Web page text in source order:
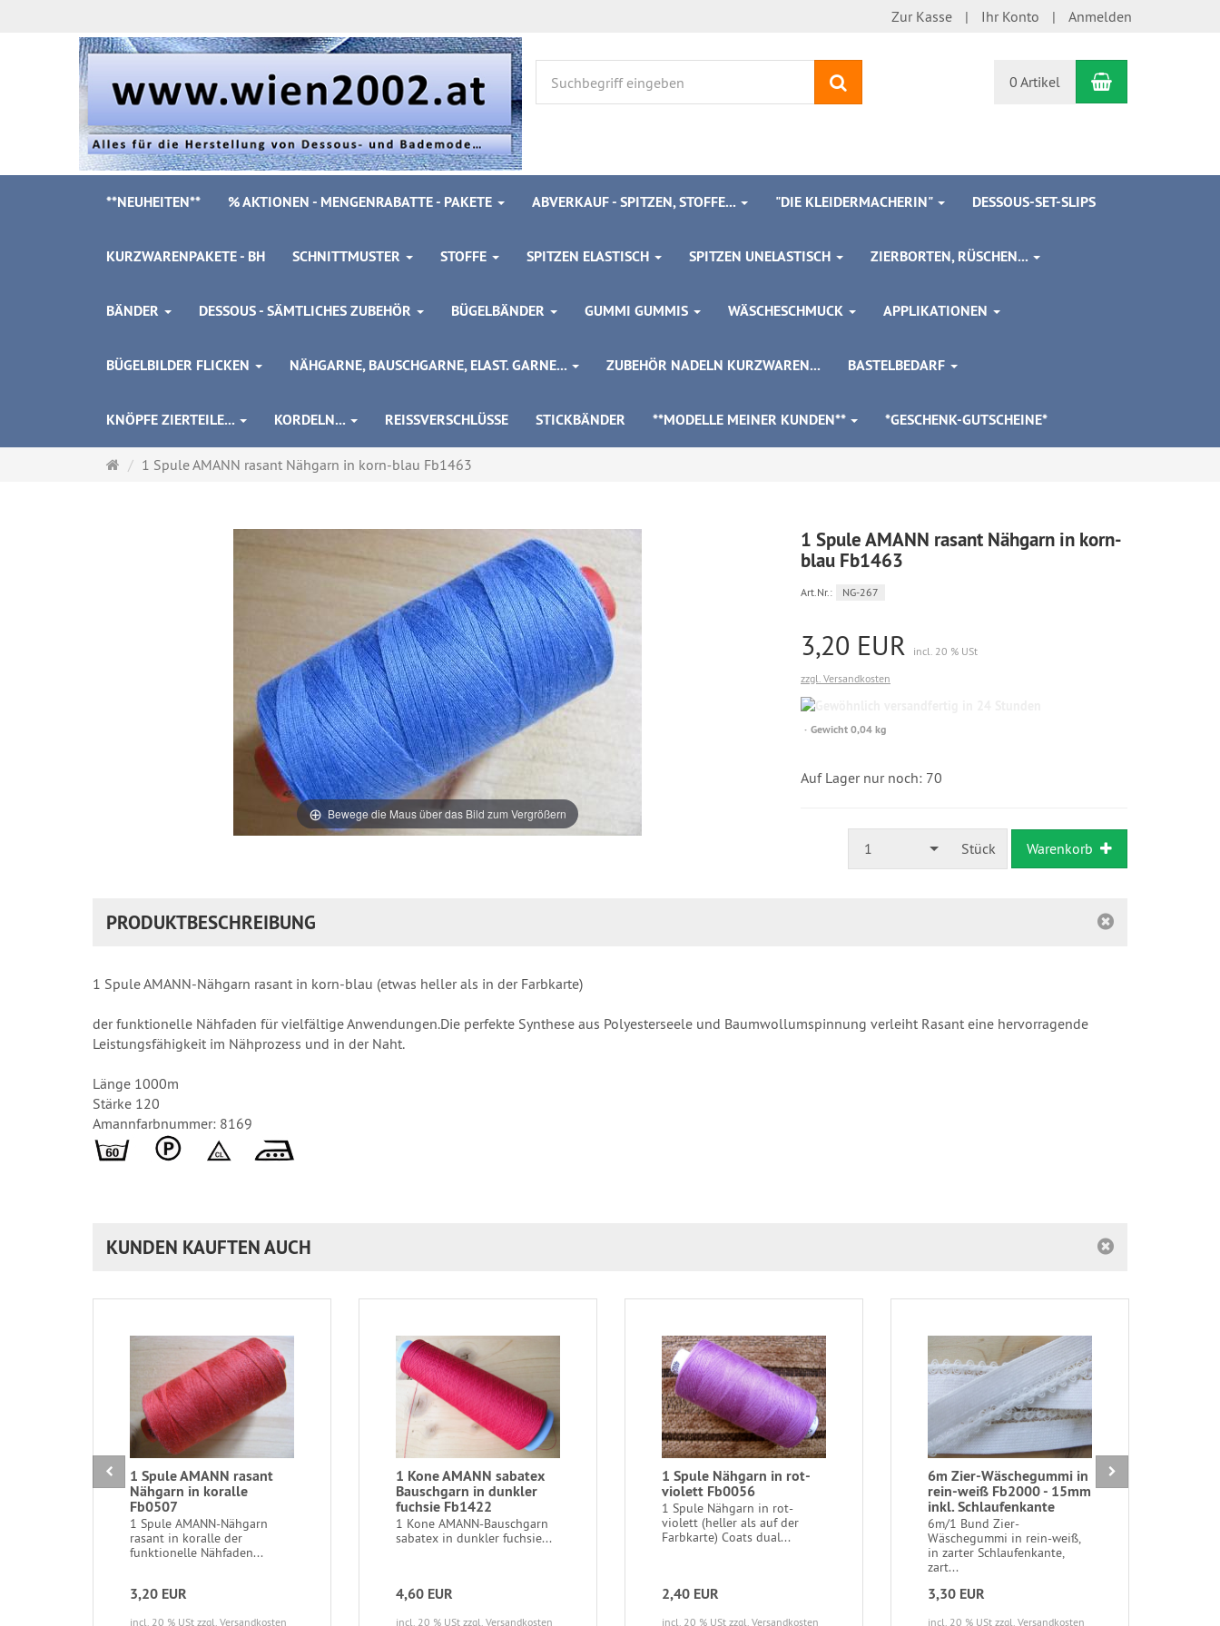
Zur Kasse Ihr Konto Anmelden
0 Artikel Warenkorb
**NEUHEITEN** % AKTIONEN - MENGENRABATTE - PAKETE ABVERKAUF - SPITZEN, STOFFE... "DIE KLEIDERMACHERIN" DESSOUS-SET-SLIPS
KURZWARENPAKETE - BH SCHNITTMUSTER STOFFE SPITZEN ELASTISCH SPITZEN UNELASTISCH ZIERBORTEN, RÜSCHEN...
BÄNDER DESSOUS - SÄMTLICHES ZUBEHÖR BÜGELBÄNDER GUMMI GUMMIS WÄSCHESCHMUCK APPLIKATIONEN
BÜGELBILDER FLICKEN NÄHGARNE, BAUSCHGARNE, ELAST. GARNE... ZUBEHÖR NADELN KURZWAREN... BASTELBEDARF
KNÖPFE ZIERTEILE... KORDELN... REISSVERSCHLÜSSE STICKBÄNDER **MODELLE MEINER KUNDEN** *GESCHENK-GUTSCHEINE*
Startseite
1 Spule AMANN rasant Nähgarn in korn-blau Fb1463
Bewege die Maus über das Bild zum Vergrößern
1 Spule AMANN rasant Nähgarn in korn-
blau Fb1463
Art.Nr.: NG-267
3,20 EUR
incl. 20 % USt
zzgl. Versandkosten
Gewicht 0,04 kg
Auf Lager nur noch: 70
1 Stück Warenkorb
PRODUKTBESCHREIBUNG
1 Spule AMANN-Nähgarn rasant in korn-blau (etwas heller als in der Farbkarte)
der funktionelle Nähfaden für vielfältige Anwendungen.Die perfekte Synthese aus Polyesterseele und Baumwollumspinnung verleiht Rasant eine hervorragende
Leistungsfähigkeit im Nähprozess und in der Naht.
Länge 1000m
Stärke 120
Amannfarbnummer: 8169
KUNDEN KAUFTEN AUCH
1 Spule AMANN rasant
Nähgarn in koralle
Fb0507
1 Spule AMANN-Nähgarn
rasant in koralle der
funktionelle Nähfaden...
3,20 EUR
incl. 20 % USt zzgl. Versandkosten
1 Kone AMANN sabatex
Bauschgarn in dunkler
fuchsie Fb1422
1 Kone AMANN-Bauschgarn
sabatex in dunkler fuchsie...
4,60 EUR
incl. 20 % USt zzgl. Versandkosten
1 Spule Nähgarn in rot-
violett Fb0056
1 Spule Nähgarn in rot-
violett (heller als auf der
Farbkarte) Coats dual...
2,40 EUR
incl. 20 % USt zzgl. Versandkosten
6m Zier-Wäschegummi in
rein-weiß Fb2000 - 15mm
inkl. Schlaufenkante
6m/1 Bund Zier-
Wäschegummi in rein-weiß,
in zarter Schlaufenkante,
zart...
3,30 EUR
incl. 20 % USt zzgl. Versandkosten